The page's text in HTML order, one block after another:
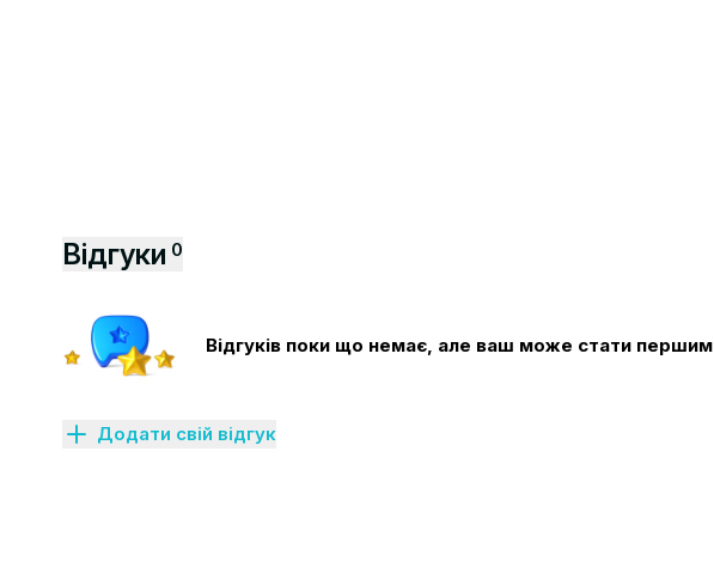
Відгуки 0
Відгуків поки що немає, але ваш може стати першим
Додати свій відгук